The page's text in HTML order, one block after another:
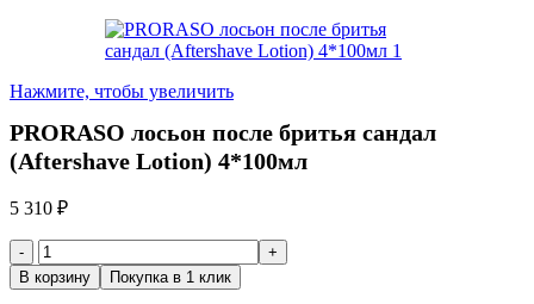
Нажмите, чтобы увеличить
PRORASO лосьон после бритья сандал
(Aftershave Lotion) 4*100мл
5 310 ₽
Количество
товара
PRORASO
В корзину Покупка в 1 клик